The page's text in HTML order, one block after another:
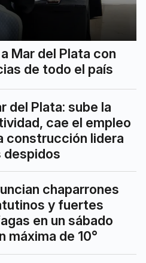
Mar del Plata con
de todo el país
del Plata: sube la
cae el empleo
construcción lidera
despidos
chaparrones
y fuertes
en un sábado
máxima de 10°